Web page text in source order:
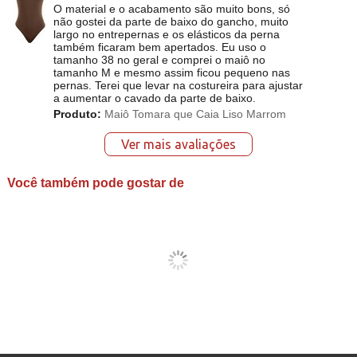
O material e o acabamento são muito bons, só
não gostei da parte de baixo do gancho, muito
largo no entrepernas e os elásticos da perna
também ficaram bem apertados. Eu uso o
tamanho 38 no geral e comprei o maiô no
tamanho M e mesmo assim ficou pequeno nas
pernas. Terei que levar na costureira para ajustar
a aumentar o cavado da parte de baixo.
Produto: Maiô Tomara que Caia Liso Marrom
Ver mais avaliações
Você também pode gostar de